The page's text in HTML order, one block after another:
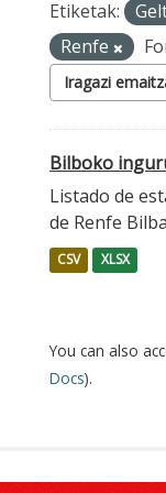
Etiketak:
Renfe
Iragazi
Bilboko
Listado de
de Renfe
CSV XLSX
You can also
Docs).